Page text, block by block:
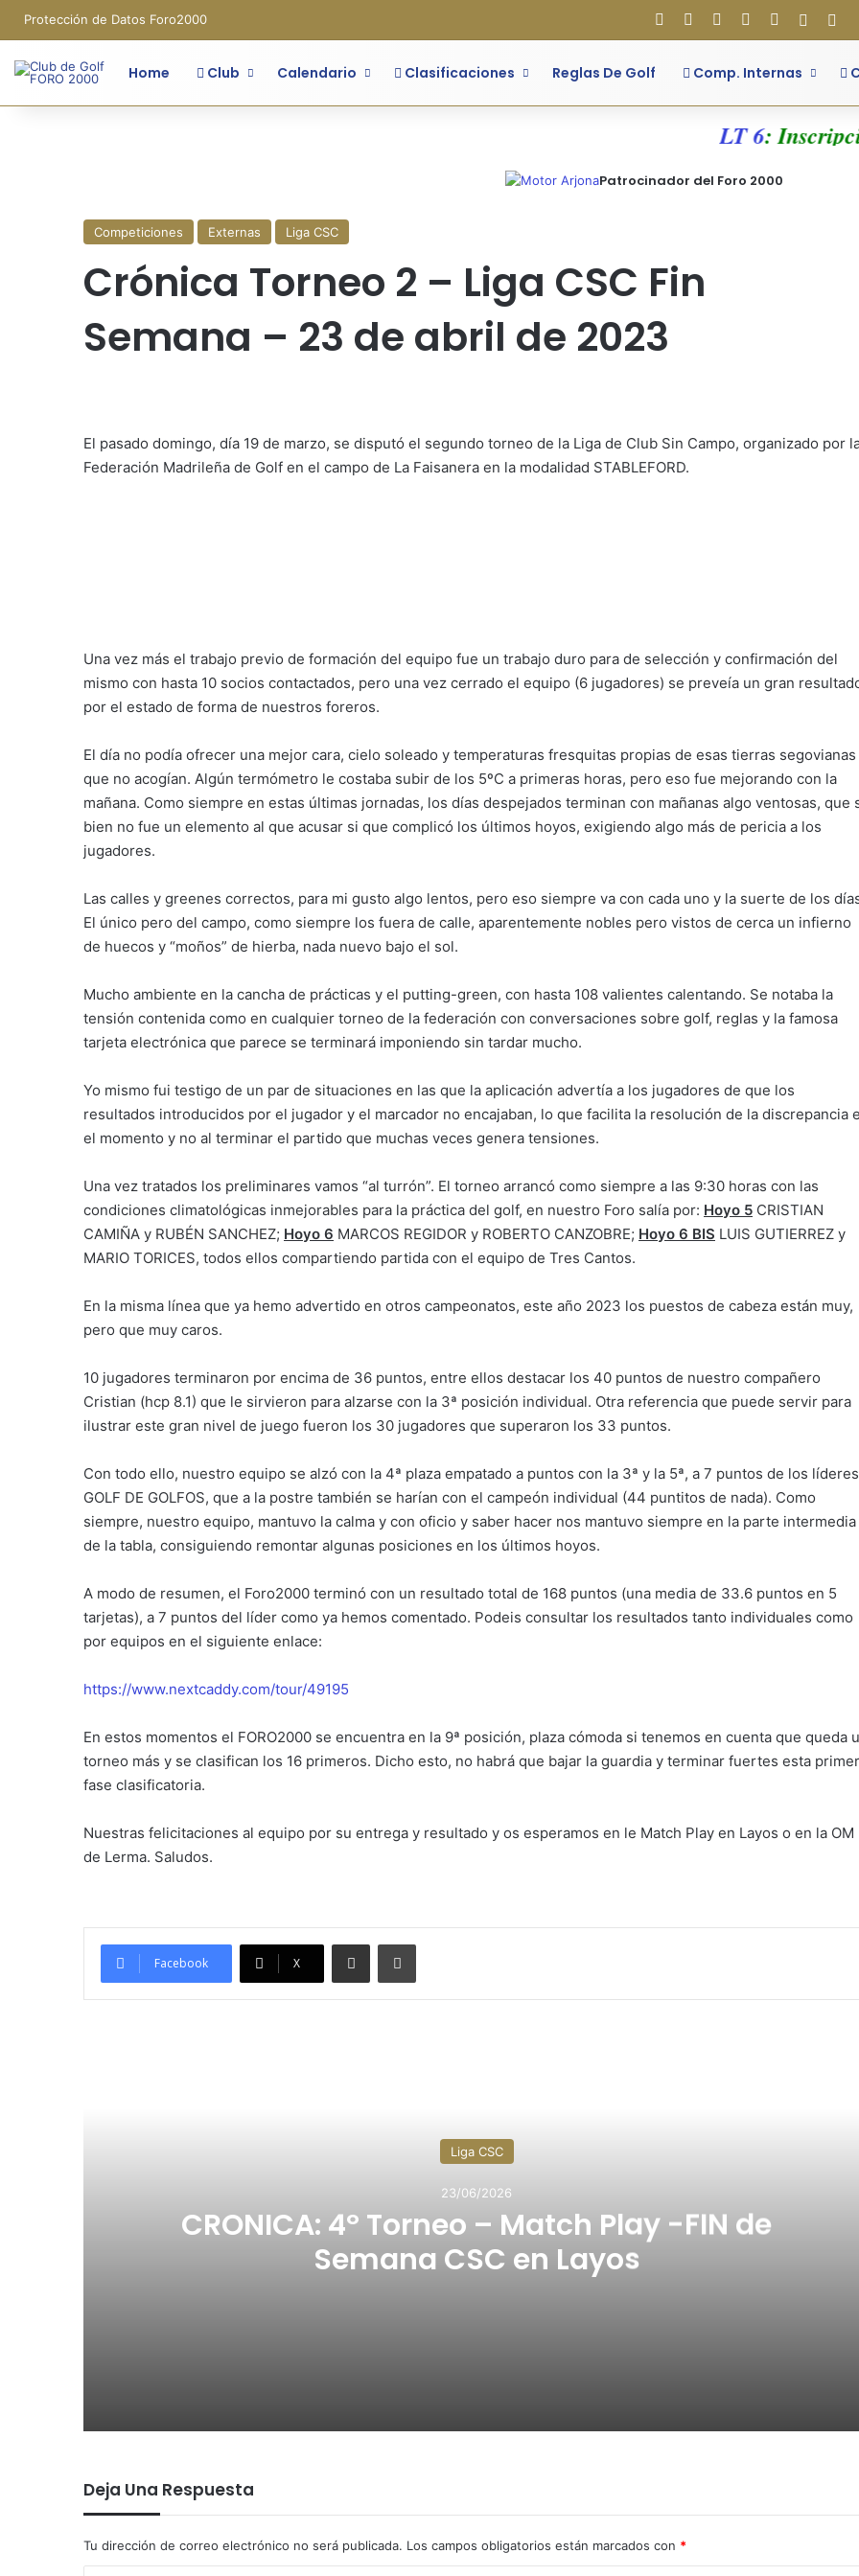
Protección de Datos Foro2000 Facebook Flickr YouTubeInstagram
Home Club Calendario Clasificaciones Reglas De Golf Comp. Internas
LT 6:
Patrocinador del Foro 2000
Competiciones Externas Liga CSC
Crónica Torneo 2 – Liga CSC Fin
Semana – 23 de abril de 2023
El pasado domingo, día 19 de marzo, se disputó el segundo torneo de la Liga de Club Sin Campo, organizado por
Federación Madrileña de Golf en el campo de La Faisanera en la modalidad STABLEFORD.
Una vez más el trabajo previo de formación del equipo fue un trabajo duro para de selección y confirmación del
mismo con hasta 10 socios contactados, pero una vez cerrado el equipo (6 jugadores) se preveía un gran
por el estado de forma de nuestros foreros.
El día no podía ofrecer una mejor cara, cielo soleado y temperaturas fresquitas propias de esas tierras segovianas
que no acogían. Algún termómetro le costaba subir de los 5ºC a primeras horas, pero eso fue mejorando con la
mañana. Como siempre en estas últimas jornadas, los días despejados terminan con mañanas algo ventosas, que
bien no fue un elemento al que acusar si que complicó los últimos hoyos, exigiendo algo más de pericia a los
jugadores.
Las calles y greenes correctos, para mi gusto algo lentos, pero eso siempre va con cada uno y la suerte de los
El único pero del campo, como siempre los fuera de calle, aparentemente nobles pero vistos de cerca un infierno
de huecos y “moños” de hierba, nada nuevo bajo el sol.
Mucho ambiente en la cancha de prácticas y el putting-green, con hasta 108 valientes calentando. Se notaba la
tensión contenida como en cualquier torneo de la federación con conversaciones sobre golf, reglas y la famosa
tarjeta electrónica que parece se terminará imponiendo sin tardar mucho.
Yo mismo fui testigo de un par de situaciones en las que la aplicación advertía a los jugadores de que los
resultados introducidos por el jugador y el marcador no encajaban, lo que facilita la resolución de la discrepancia
el momento y no al terminar el partido que muchas veces genera tensiones.
Una vez tratados los preliminares vamos “al turrón”. El torneo arrancó como siempre a las 9:30 horas con las
condiciones climatológicas inmejorables para la práctica del golf, en nuestro Foro salía por: Hoyo 5 CRISTIAN
CAMIÑA y RUBÉN SANCHEZ; Hoyo 6 MARCOS REGIDOR y ROBERTO CANZOBRE; Hoyo 6 BIS LUIS GUTIERREZ y
MARIO TORICES, todos ellos compartiendo partida con el equipo de Tres Cantos.
En la misma línea que ya hemo advertido en otros campeonatos, este año 2023 los puestos de cabeza están muy,
pero que muy caros.
10 jugadores terminaron por encima de 36 puntos, entre ellos destacar los 40 puntos de nuestro compañero
Cristian (hcp 8.1) que le sirvieron para alzarse con la 3ª posición individual. Otra referencia que puede servir para
ilustrar este gran nivel de juego fueron los 30 jugadores que superaron los 33 puntos.
Con todo ello, nuestro equipo se alzó con la 4ª plaza empatado a puntos con la 3ª y la 5ª, a 7 puntos de los líderes
GOLF DE GOLFOS, que a la postre también se harían con el campeón individual (44 puntitos de nada). Como
siempre, nuestro equipo, mantuvo la calma y con oficio y saber hacer nos mantuvo siempre en la parte intermedia
de la tabla, consiguiendo remontar algunas posiciones en los últimos hoyos.
A modo de resumen, el Foro2000 terminó con un resultado total de 168 puntos (una media de 33.6 puntos en 5
tarjetas), a 7 puntos del líder como ya hemos comentado. Podeis consultar los resultados tanto individuales como
por equipos en el siguiente enlace:
https://www.nextcaddy.com/tour/49195
En estos momentos el FORO2000 se encuentra en la 9ª posición, plaza cómoda si tenemos en cuenta que queda
torneo más y se clasifican los 16 primeros. Dicho esto, no habrá que bajar la guardia y terminar fuertes esta
fase clasificatoria.
Nuestras felicitaciones al equipo por su entrega y resultado y os esperamos en le Match Play en Layos o en la OM
de Lerma. Saludos.
Facebook X
Compartir por correo electrónicoImprimir
Liga CSC
23/06/2026
CRONICA: 4º Torneo – Match Play -FIN de
Semana CSC en Layos
CRONICA: 3º Torneo – Match Play -FIN de Semana CSC en Palomarejos
Deja Una Respuesta
Tu dirección de correo electrónico no será publicada. Los campos obligatorios están marcados con *